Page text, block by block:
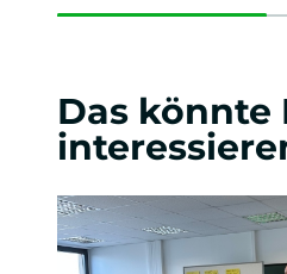
Das könnte